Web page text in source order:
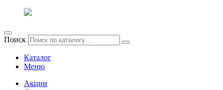
Поиск
Каталог
Меню
Акции